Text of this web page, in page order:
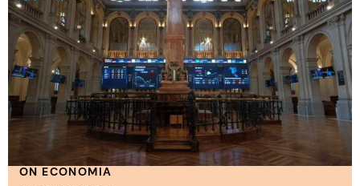
ON ECONOMIA